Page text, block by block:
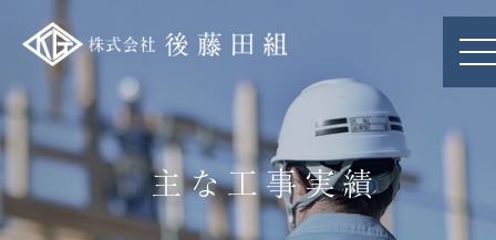
主な工事実績